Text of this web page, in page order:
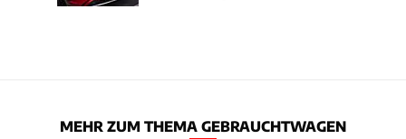
MEHR ZUM THEMA GEBRAUCHTWAGEN